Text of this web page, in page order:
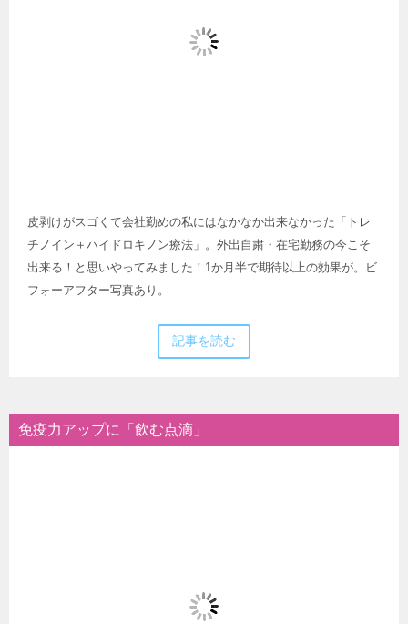
皮剥けがスゴくて会社勤めの私にはなかなか出来なかった「トレ
チノイン＋ハイドロキノン療法」。外出自粛・在宅勤務の今こそ
出来る！と思いやってみました！1か月半で期待以上の効果が。ビ
フォーアフター写真あり。
記事を読む
免疫力アップに「飲む点滴」